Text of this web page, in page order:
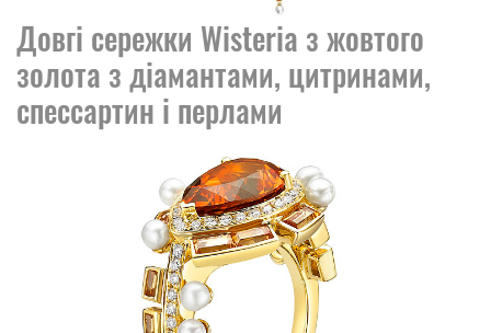
Довгі сережки Wisteria з жовтого
золота з діамантами, цитринами,
спессартин і перлами